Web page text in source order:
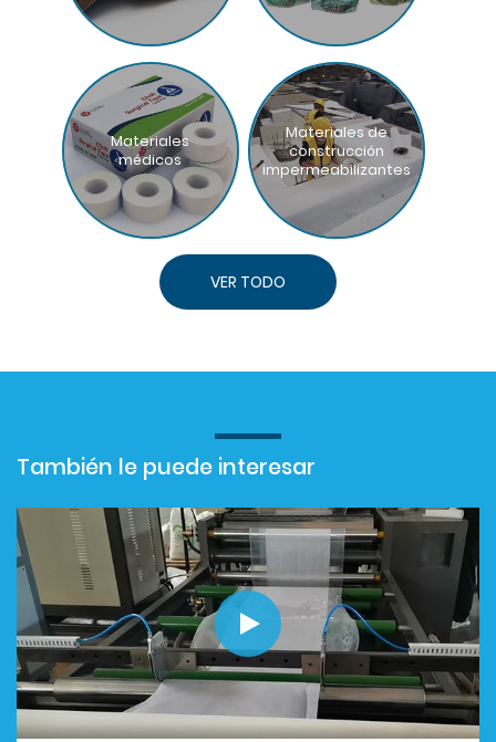
Materiales
médicos
Materiales de
construcción
impermeabilizantes
VER TODO
También le puede interesar